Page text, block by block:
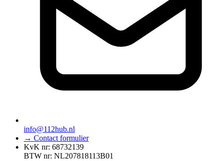
info@112hub.nl
→ Contact formulier
KvK nr: 68732139
BTW nr: NL207818113B01